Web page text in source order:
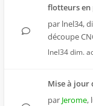
flotteurs en
par lnel34,
découpe
lnel34dim.
Mise à jour
par Jerome,